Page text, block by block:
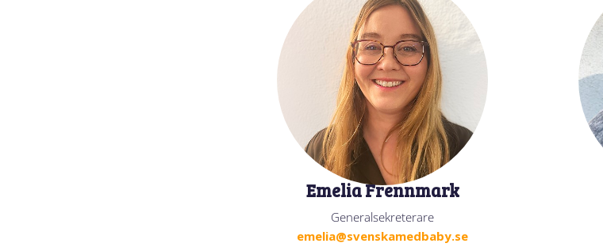
Emelia Frennmark
Generalsekreterare
emelia@svenskamedbaby.se